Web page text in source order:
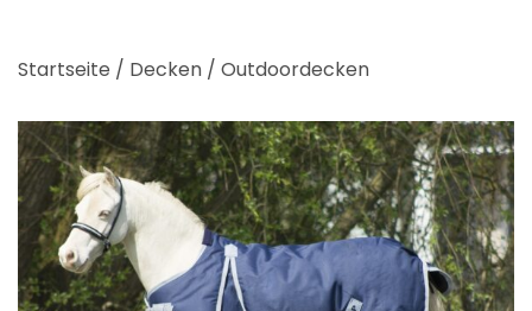
Startseite / Decken / Outdoordecken